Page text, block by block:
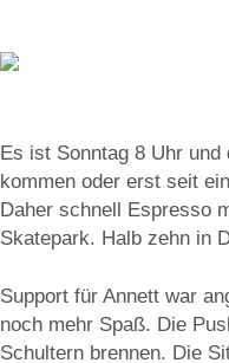
Es ist Sonntag 8 Uhr
kommen oder erst seit
Daher schnell Espresso
Skatepark. Halb zehn in
Support für Annett war
noch mehr Spaß. Die
Schultern brennen. Die